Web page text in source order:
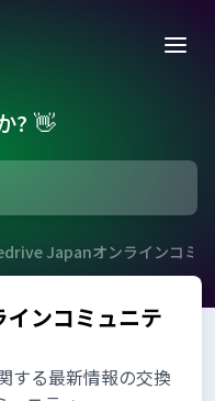
? 👋
Japanオンラインコミ
ンコミュニテ
する最新情報の交換